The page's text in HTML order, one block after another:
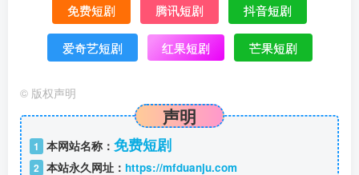
免费短剧 腾讯短剧 抖音短剧
爱奇艺短剧 红果短剧 芒果短剧
© 版权声明
声明
1 本网站名称： 免费短剧
2 本站永久网址： https://mfduanju.com